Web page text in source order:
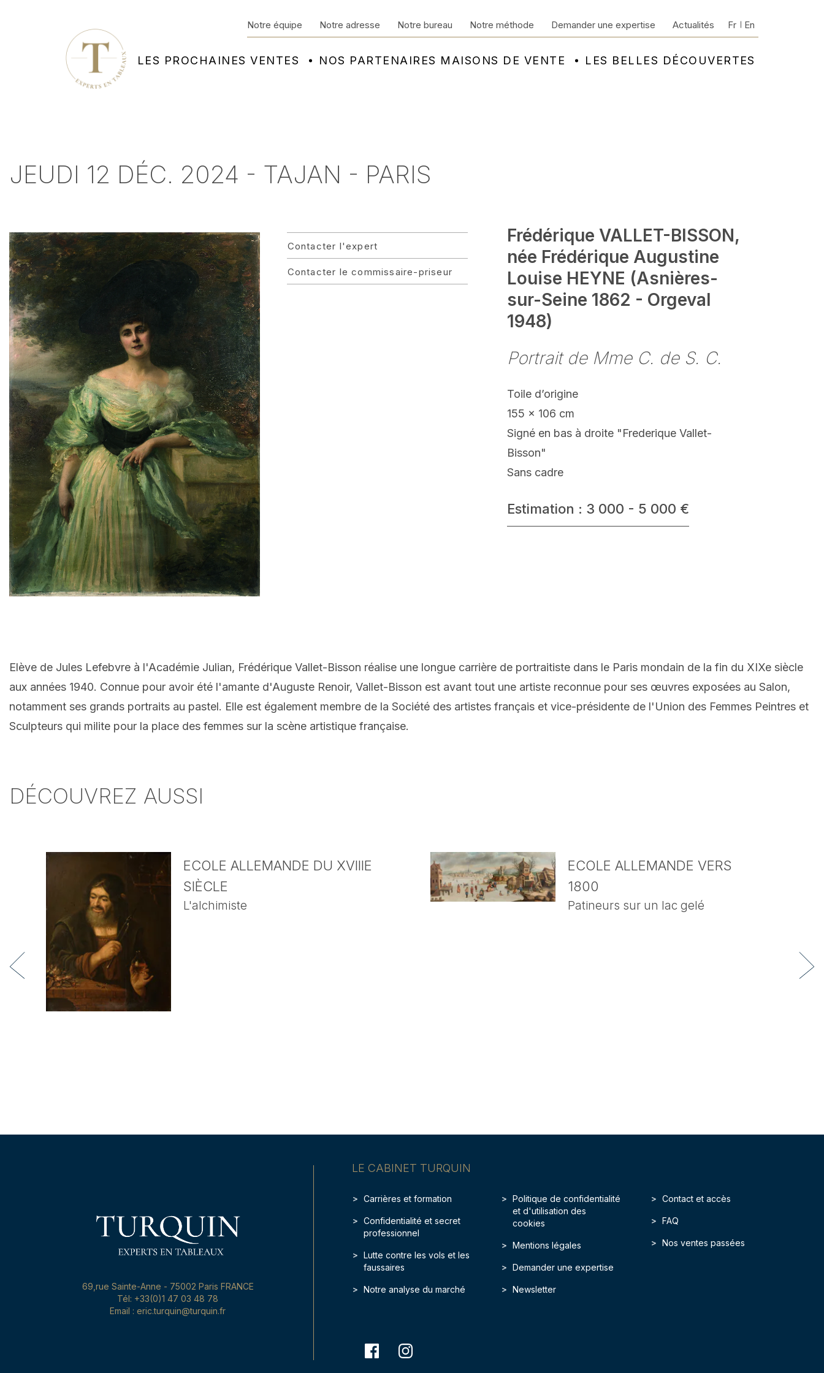
LES PROCHAINES VENTES NOS PARTENAIRES MAISONS DE VENTE LES BELLES DÉCOUVERTES
Notre équipe Notre adresse Notre bureau Notre méthode Demander une expertise Actualités Fr En
JEUDI 12 DÉC. 2024 - TAJAN - PARIS
Contacter l'expert
Contacter le commissaire-priseur
Frédérique VALLET-BISSON,
née Frédérique Augustine
Louise HEYNE (Asnières-
sur-Seine 1862 - Orgeval
1948)
Portrait de Mme C. de S. C.
Toile d’origine
155 x 106 cm
Signé en bas à droite "Frederique Vallet-
Bisson"
Sans cadre
Estimation : 3 000 - 5 000 €
Elève de Jules Lefebvre à l'Académie Julian, Frédérique Vallet-Bisson réalise une longue carrière de portraitiste dans le Paris mondain de la fin du XIXe siècle
aux années 1940. Connue pour avoir été l'amante d'Auguste Renoir, Vallet-Bisson est avant tout une artiste reconnue pour ses œuvres exposées au Salon,
notamment ses grands portraits au pastel. Elle est également membre de la Société des artistes français et vice-présidente de l'Union des Femmes Peintres et
Sculpteurs qui milite pour la place des femmes sur la scène artistique française.
DÉCOUVREZ AUSSI
ECOLE ALLEMANDE DU XVIIIE
SIÈCLE
L'alchimiste
ECOLE ALLEMANDE VERS
1800
Patineurs sur un lac gelé
LE CABINET TURQUIN
Carrières et formation
Confidentialité et secret
professionnel
Lutte contre les vols et les
faussaires
Notre analyse du marché
Politique de confidentialité
et d'utilisation des
cookies
Mentions légales
Demander une expertise
Newsletter
Contact et accès
FAQ
Nos ventes passées
69,rue Sainte-Anne - 75002 Paris FRANCE
Tél: +33(0)1 47 03 48 78
Email : eric.turquin@turquin.fr